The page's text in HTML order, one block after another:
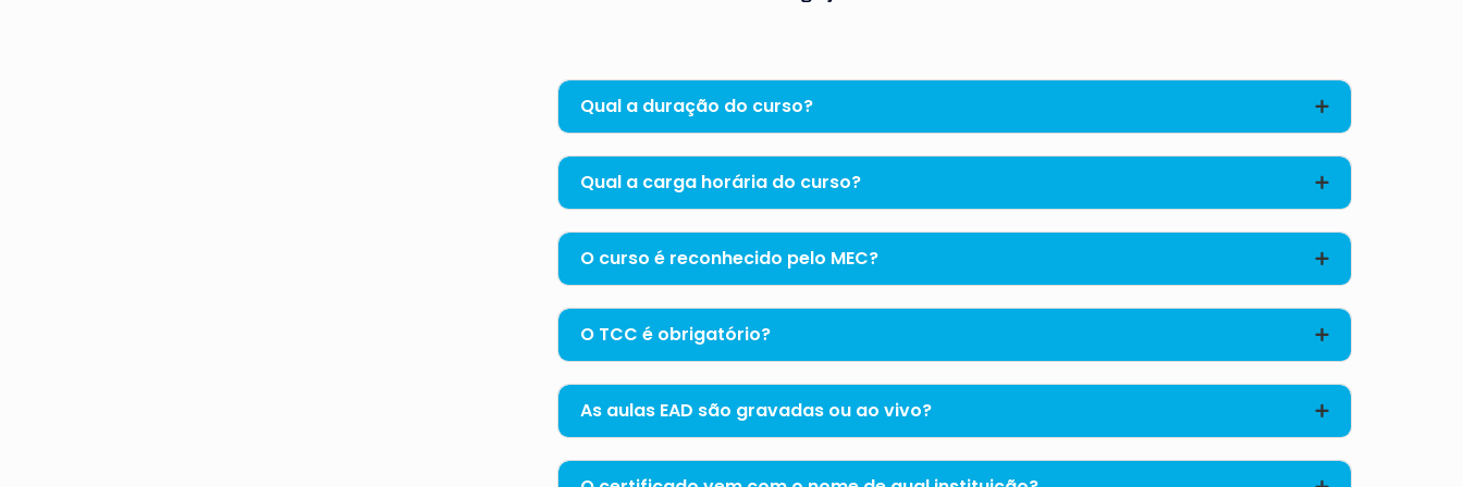
Qual a duração do curso?
Qual a carga horária do curso?
O curso é reconhecido pelo MEC?
O TCC é obrigatório?
As aulas EAD são gravadas ou ao vivo?